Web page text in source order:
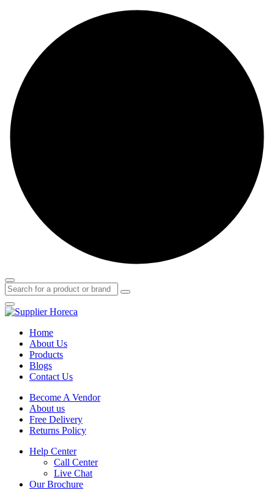
Home
About Us
Products
Blogs
Contact Us
Become A Vendor
About us
Free Delivery
Returns Policy
Help Center
Call Center
Live Chat
Our Brochure